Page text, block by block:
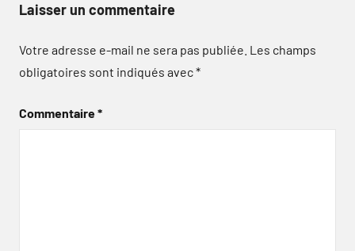
Laisser un commentaire
Votre adresse e-mail ne sera pas publiée. Les champs
obligatoires sont indiqués avec*
Commentaire*